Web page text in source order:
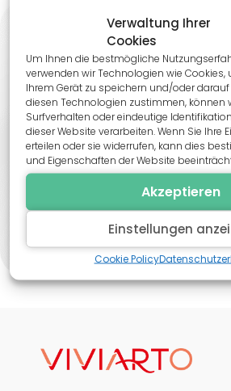
Verwaltung Ihrer
Cookies
Um Ihnen die bestmögliche
verwenden wir Technologien wie
Ihrem Gerät zu speichern und/oder darauf
diesen Technologien zustimmen, können
Surfverhalten oder eindeutige
dieser Website verarbeiten. Wenn Sie Ihre
erteilen oder sie widerrufen, kann dies
und Eigenschaften der Website
Akzeptieren
Einstellungen
Cookie Policy
Viviartologiciel
gestion.
La solution moderne pour gérer
augmentez vos inscriptions et
administratif
Réserver une démo
Nous appeler